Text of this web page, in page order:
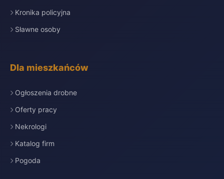
Kronika policyjna
Sławne osoby
Dla mieszkańców
Ogłoszenia drobne
Oferty pracy
Nekrologi
Katalog firm
Pogoda